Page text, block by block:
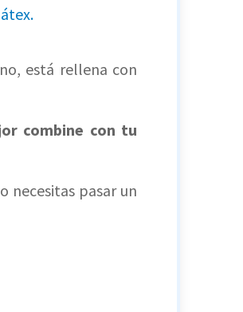
está rellena con
combine con tu
necesitas pasar un